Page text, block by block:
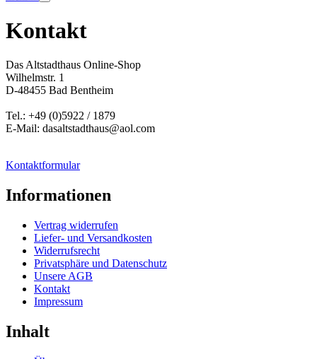
In
Warenkorb
Kontakt
Das Altstadthaus Online-Shop
Wilhelmstr. 1
D-48455 Bad Bentheim
Tel.: +49 (0)5922 / 1879
E-Mail: dasaltstadthaus@aol.com
Kontaktformular
Informationen
Vertrag widerrufen
Liefer- und Versandkosten
Widerrufsrecht
Privatsphäre und Datenschutz
Unsere AGB
Kontakt
Impressum
Inhalt